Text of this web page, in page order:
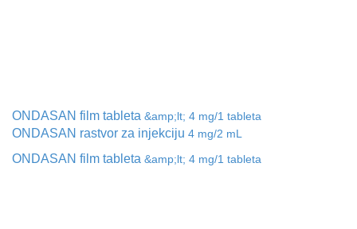
ONDASAN film tableta &amp;lt; 4 mg/1 tableta
ONDASAN rastvor za injekciju 4 mg/2 mL
ONDASAN film tableta &amp;lt; 4 mg/1 tableta